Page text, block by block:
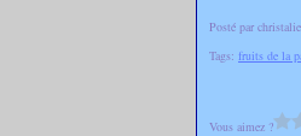
Posté par
Tags: fruits de la
Vous aimez ?